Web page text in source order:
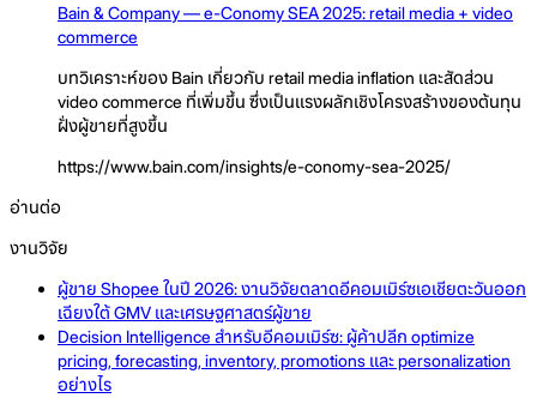
Bain & Company — e-Conomy SEA 2025: retail media + video
commerce
บทวิเคราะห์ของ Bain เกี่ยวกับ retail media inflation และสัดส่วน
video commerce ที่เพิ่มขึ้น ซึ่งเป็นแรงผลักเชิงโครงสร้างของต้นทุน
ฝั่งผู้ขายที่สูงขึ้น
https://www.bain.com/insights/e-conomy-sea-2025/
อ่านต่อ
งานวิจัย
ผู้ขาย Shopee ในปี 2026: งานวิจัยตลาดอีคอมเมิร์ซเอเชียตะวันออก
เฉียงใต้ GMV และเศรษฐศาสตร์ผู้ขาย
Decision Intelligence สำหรับอีคอมเมิร์ซ: ผู้ค้าปลีก optimize
pricing, forecasting, inventory, promotions และ personalization
อย่างไร